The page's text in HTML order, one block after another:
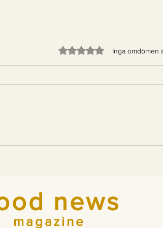
åt dem
Betygsatt till 0 av 5Inga omdömen
news
magazine